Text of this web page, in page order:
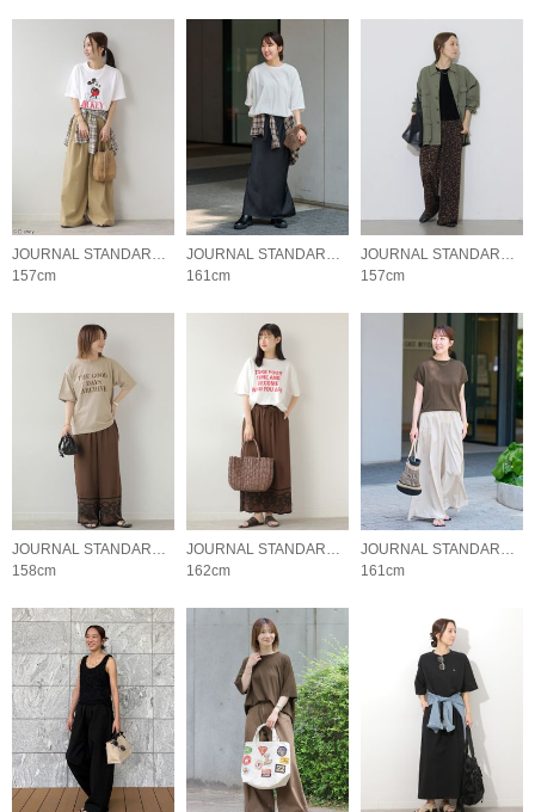
JOURNAL STANDARD relume LADYS
157cm
JOURNAL STANDARD relume LADYS
161cm
JOURNAL STANDARD relume LADYS
157cm
158cm
162cm
161cm